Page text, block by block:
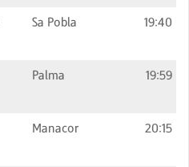
Sa Pobla 19:40
Palma 19:59
Manacor 20:15